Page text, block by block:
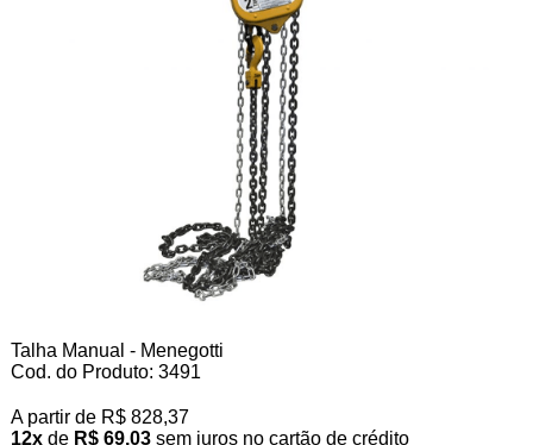
Talha Manual - Menegotti
Cod. do Produto: 3491
A partir de R$ 828,37
12xde R$ 69,03 sem juros no cartão de crédito